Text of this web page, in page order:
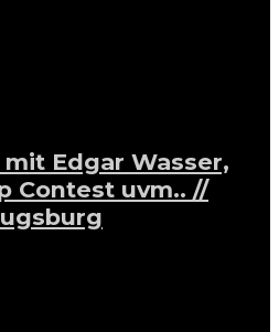
mit Edgar Wasser,
Contest uvm.. //